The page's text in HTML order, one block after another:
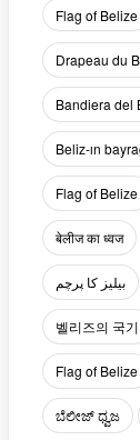
Flag of Belize
Drapeau du
Bandiera del
Beliz-ın
Flag of Belize
बेलीज का ध्वज
بیلیز کا پرچم
벨리즈의 국기
Flag of Belize
ಬೆಲೀಜ್ ಧ್ವಜ